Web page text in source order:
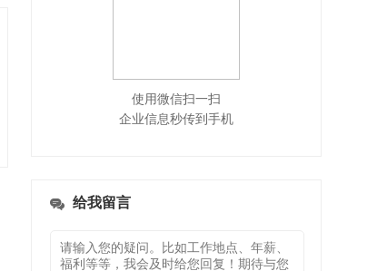
使用微信扫一扫
企业信息秒传到手机
给我留言